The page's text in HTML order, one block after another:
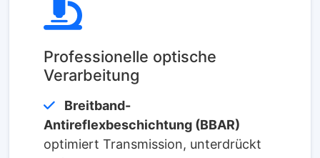
Professionelle optische
Verarbeitung
Breitband-
Antireflexbeschichtung (BBAR)
optimiert Transmission, unterdrückt